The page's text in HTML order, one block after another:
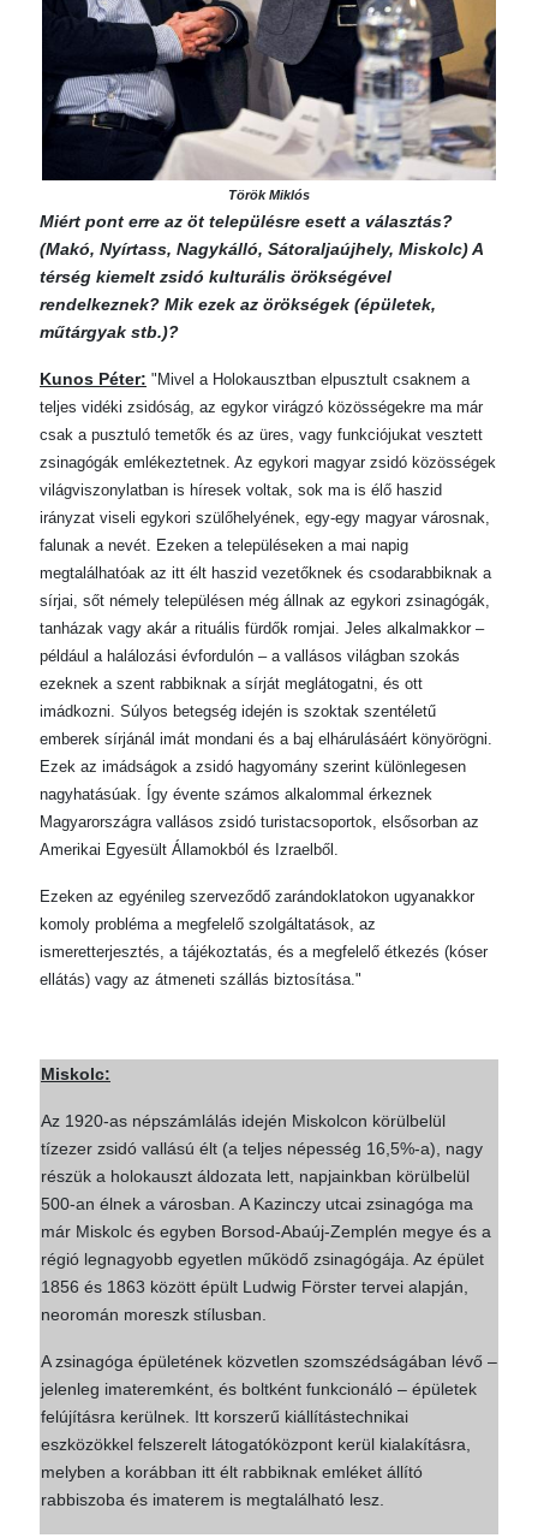
Török Miklós
Miért pont erre az öt településre esett a választás?
(Makó, Nyírtass, Nagykálló, Sátoraljaújhely, Miskolc) A
térség kiemelt zsidó kulturális örökségével
rendelkeznek? Mik ezek az örökségek (épületek,
műtárgyak stb.)?
Kunos Péter: "Mivel a Holokausztban elpusztult csaknem a
teljes vidéki zsidóság, az egykor virágzó közösségekre ma már
csak a pusztuló temetők és az üres, vagy funkciójukat vesztett
zsinagógák emlékeztetnek. Az egykori magyar zsidó közösségek
világviszonylatban is híresek voltak, sok ma is élő haszid
irányzat viseli egykori szülőhelyének, egy-egy magyar városnak,
falunak a nevét. Ezeken a településeken a mai napig
megtalálhatóak az itt élt haszid vezetőknek és csodarabbiknak a
sírjai, sőt némely településen még állnak az egykori zsinagógák,
tanházak vagy akár a rituális fürdők romjai. Jeles alkalmakkor –
például a halálozási évfordulón – a vallásos világban szokás
ezeknek a szent rabbiknak a sírját meglátogatni, és ott
imádkozni. Súlyos betegség idején is szoktak szentéletű
emberek sírjánál imát mondani és a baj elhárulásáért könyörögni.
Ezek az imádságok a zsidó hagyomány szerint különlegesen
nagyhatásúak. Így évente számos alkalommal érkeznek
Magyarországra vallásos zsidó turistacsoportok, elsősorban az
Amerikai Egyesült Államokból és Izraelből.
Ezeken az egyénileg szerveződő zarándoklatokon ugyanakkor
komoly probléma a megfelelő szolgáltatások, az
ismeretterjesztés, a tájékoztatás, és a megfelelő étkezés (kóser
ellátás) vagy az átmeneti szállás biztosítása."
Miskolc:
Az 1920-as népszámlálás idején Miskolcon körülbelül
tízezer zsidó vallású élt (a teljes népesség 16,5%-a), nagy
részük a holokauszt áldozata lett, napjainkban körülbelül
500-an élnek a városban. A Kazinczy utcai zsinagóga ma
már Miskolc és egyben Borsod-Abaúj-Zemplén megye és a
régió legnagyobb egyetlen működő zsinagógája. Az épület
1856 és 1863 között épült Ludwig Förster tervei alapján,
neoromán moreszk stílusban.
A zsinagóga épületének közvetlen szomszédságában lévő –
jelenleg imateremként, és boltként funkcionáló – épületek
felújításra kerülnek. Itt korszerű kiállítástechnikai
eszközökkel felszerelt látogatóközpont kerül kialakításra,
melyben a korábban itt élt rabbiknak emléket állító
rabbiszoba és imaterem is megtalálható lesz.